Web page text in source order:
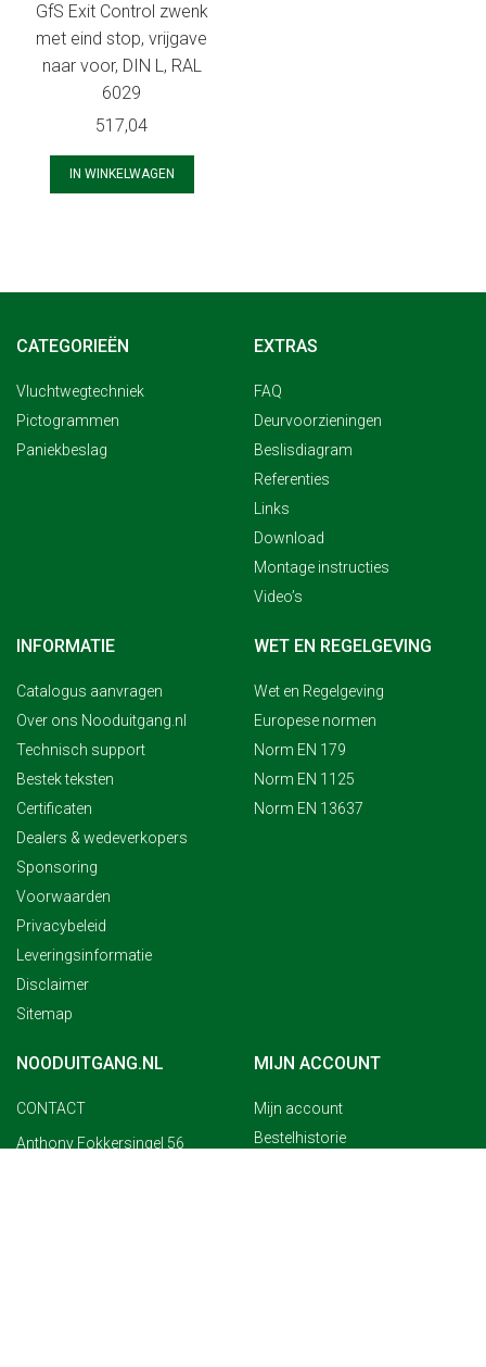
GfS Exit Control zwenk
met eind stop, vrijgave
naar voor, DIN L, RAL
6029
517,04
IN WINKELWAGEN
CATEGORIEËN
Vluchtwegtechniek
Pictogrammen
Paniekbeslag
EXTRAS
FAQ
Deurvoorzieningen
Beslisdiagram
Referenties
Links
Download
Montage instructies
Video’s
INFORMATIE
Catalogus aanvragen
Over ons Nooduitgang.nl
Technisch support
Bestek teksten
Certificaten
Dealers & wedeverkopers
Sponsoring
Voorwaarden
Privacybeleid
Leveringsinformatie
Disclaimer
Sitemap
WET EN REGELGEVING
Wet en Regelgeving
Europese normen
Norm EN 179
Norm EN 1125
Norm EN 13637
NOODUITGANG.NL
CONTACT
Anthony Fokkersingel 56
MIJN ACCOUNT
Mijn account
Bestelhistorie